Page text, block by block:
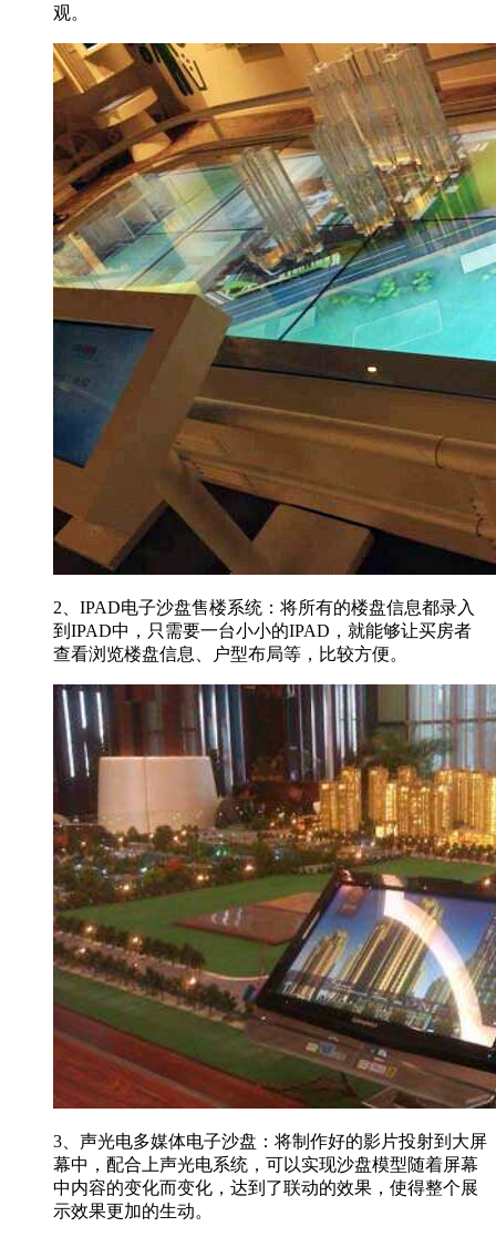
观。
2、IPAD电子沙盘售楼系统：将所有的楼盘信息都录入
到IPAD中，只需要一台小小的IPAD，就能够让买房者
查看浏览楼盘信息、户型布局等，比较方便。
3、声光电多媒体电子沙盘：将制作好的影片投射到大屏
幕中，配合上声光电系统，可以实现沙盘模型随着屏幕
中内容的变化而变化，达到了联动的效果，使得整个展
示效果更加的生动。